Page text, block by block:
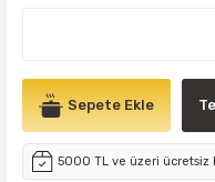
Sepete Ekle
5000 TL ve üzeri ücretsiz